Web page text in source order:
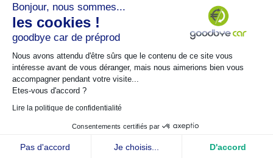
Bonjour, nous sommes...
les cookies !
goodbye car de préprod
Nous avons attendu d'être sûrs que le contenu de ce site vous
intéresse avant de vous déranger, mais nous aimerions bien vous
accompagner pendant votre visite...
Etes-vous d'accord ?
Lire la politique de confidentialité
Consentements certifiés par
Pas d'accord Je choisis... D'accord
Le rendez-vous
Le réseau Goodbye-car
Nous contacter
Suivez-nous